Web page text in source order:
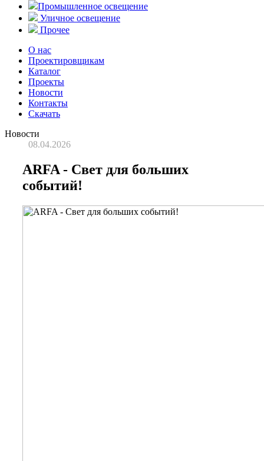
Промышленное освещение
Уличное освещение
Прочее
О нас
Проектировщикам
Каталог
Проекты
Новости
Контакты
Скачать
Новости
08.04.2026
ARFA - Свет для больших
событий!